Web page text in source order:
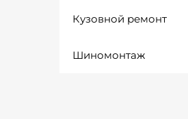
Кузовной ремонт
Шиномонтаж